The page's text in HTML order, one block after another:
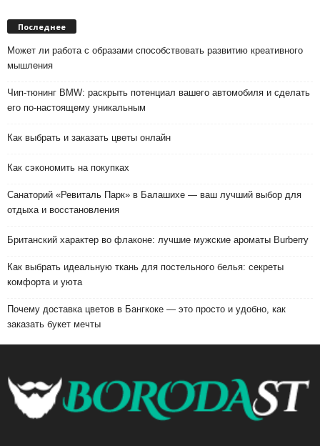
Последнее
Может ли работа с образами способствовать развитию креативного
мышления
Чип-тюнинг BMW: раскрыть потенциал вашего автомобиля и сделать
его по-настоящему уникальным
Как выбрать и заказать цветы онлайн
Как сэкономить на покупках
Санаторий «Ревиталь Парк» в Балашихе — ваш лучший выбор для
отдыха и восстановления
Британский характер во флаконе: лучшие мужские ароматы Burberry
Как выбрать идеальную ткань для постельного белья: секреты
комфорта и уюта
Почему доставка цветов в Бангкоке — это просто и удобно, как
заказать букет мечты